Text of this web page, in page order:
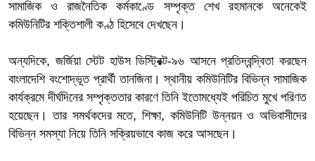
সামাজিক ও রাজনৈতিক কর্মকাণ্ডে সম্পৃক্ত শেখ রহমানকে অনেকেই
কমিউনিটির শক্তিশালী কণ্ঠ হিসেবে দেখছেন।
অন্যদিকে, জর্জিয়া স্টেট হাউস ডিস্ট্রিক্ট-৯৬ আসনে প্রতিদ্বন্দ্বিতা করছেন
বাংলাদেশি বংশোদ্ভূত প্রার্থী তানজিনা। স্থানীয় কমিউনিটির বিভিন্ন সামাজিক
কার্যক্রমে দীর্ঘদিনের সম্পৃক্ততার কারণে তিনি ইতোমধ্যেই পরিচিত মুখে পরিণত
হয়েছেন। তার সমর্থকদের মতে, শিক্ষা, কমিউনিটি উন্নয়ন ও অভিবাসীদের
বিভিন্ন সমস্যা নিয়ে তিনি সক্রিয়ভাবে কাজ করে আসছেন।